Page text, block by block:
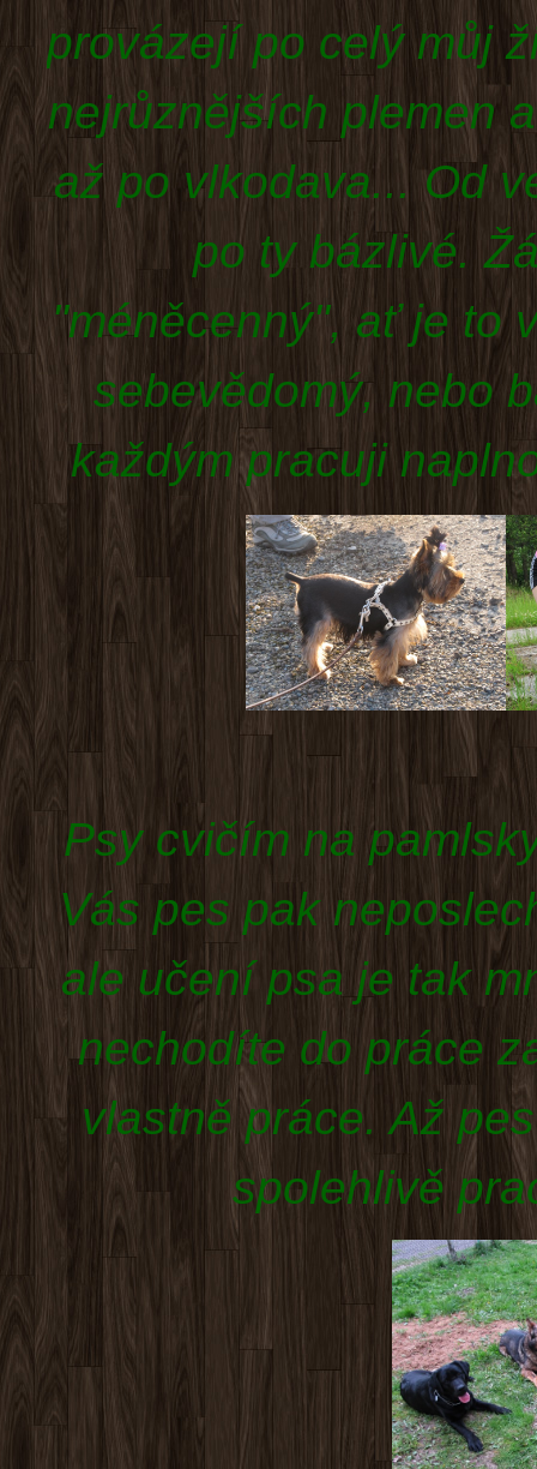
provázejí po celý můj
nejrůznějších plemen
až po vlkodava... Od
po ty bázlivé.
"méněcenný", ať je to
sebevědomý, nebo
každým pracuji
Psy cvičím na
Vás pes pak
ale učení psa je tak
nechodíte do práce
vlastně práce. Až
spolehlivě